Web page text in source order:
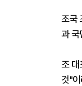
조국
과 국
조 대
것"